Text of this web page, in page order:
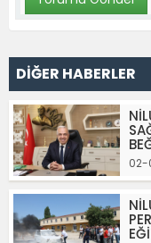
DİĞER HABERLER
02-